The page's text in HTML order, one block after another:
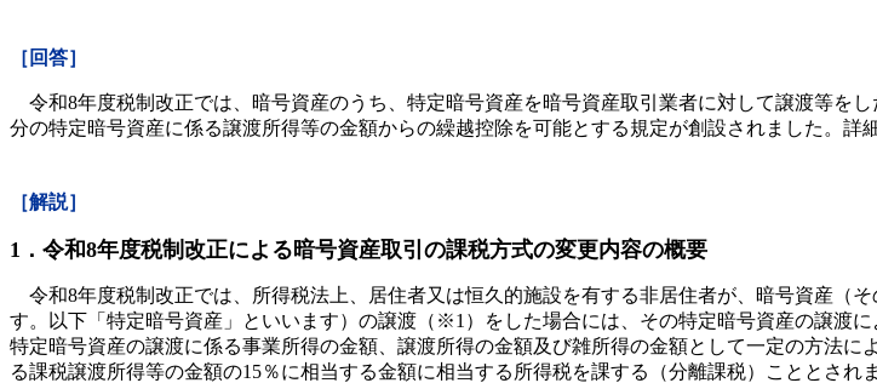
［回答］
令和8年度税制改正では、暗号資産のうち、特定暗号資産を暗号資産取引業者に対して譲渡等を
分の特定暗号資産に係る譲渡所得等の金額からの繰越控除を可能とする規定が創設されました。詳
［解説］
1．令和8年度税制改正による暗号資産取引の課税方式の変更内容の概要
令和8年度税制改正では、所得税法上、居住者又は恒久的施設を有する非居住者が、暗号資産（
す。以下「特定暗号資産」といいます）の譲渡（※1）をした場合には、その特定暗号資産の譲渡
特定暗号資産の譲渡に係る事業所得の金額、譲渡所得の金額及び雑所得の金額として一定の方法
る課税譲渡所得等の金額の15％に相当する金額に相当する所得税を課する（分離課税）こととされま